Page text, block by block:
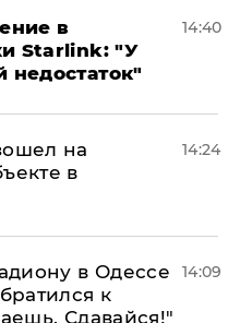
в
Starlink: "У
недостаток"
14:40
на
в
14:24
в Одессе
к
Сдавайся!"
14:09